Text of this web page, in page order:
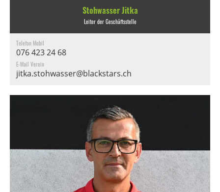
Stohwasser Jitka
Leiter der Geschäftsstelle
Telefon Mobil
076 423 24 68
E-Mail Verein
jitka.stohwasser@blackstars.ch